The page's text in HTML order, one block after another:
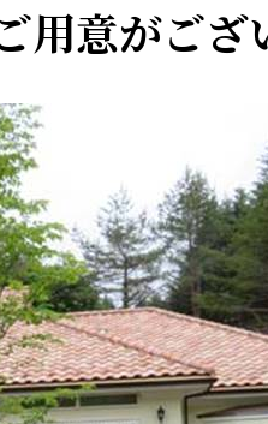
用意がござ